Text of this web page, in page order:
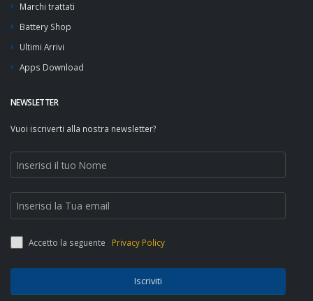
Marchi trattati
Battery Shop
Ultimi Arrivi
Apps Download
NEWSLETTER
Vuoi iscriverti alla nostra newsletter?
Accetto la seguente Privacy Policy
Iscriviti